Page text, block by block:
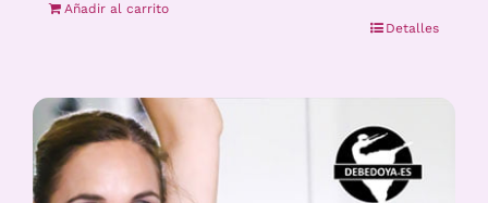
Añadir al carrito
Detalles